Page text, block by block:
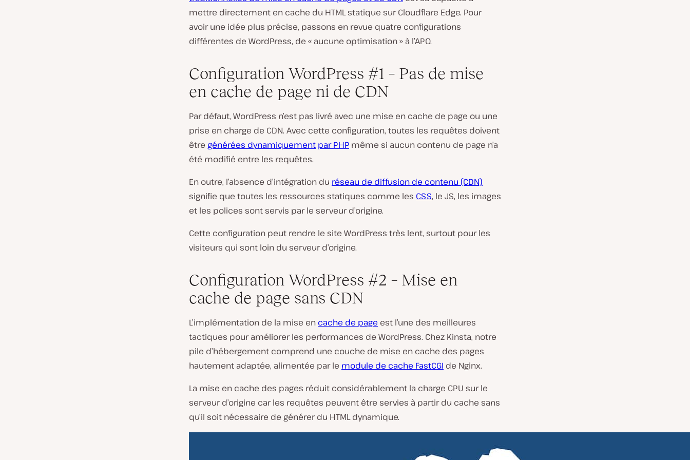
mettre directement en cache du HTML statique sur Cloudflare Edge. Pour
avoir une idée plus précise, passons en revue quatre configurations
différentes de WordPress, de « aucune optimisation » à l’APO.
Configuration WordPress #1 – Pas de mise
en cache de page ni de CDN
Par défaut, WordPress n’est pas livré avec une mise en cache de page ou une
prise en charge de CDN. Avec cette configuration, toutes les requêtes doivent
être générées dynamiquement par PHP même si aucun contenu de page n’a
été modifié entre les requêtes.
En outre, l’absence d’intégration du réseau de diffusion de contenu (CDN)
signifie que toutes les ressources statiques comme les CSS, le JS, les images
et les polices sont servis par le serveur d’origine.
Cette configuration peut rendre le site WordPress très lent, surtout pour les
visiteurs qui sont loin du serveur d’origine.
Configuration WordPress #2 – Mise en
cache de page sans CDN
L’implémentation de la mise en cache de page est l’une des meilleures
tactiques pour améliorer les performances de WordPress. Chez Kinsta, notre
pile d’hébergement comprend une couche de mise en cache des pages
hautement adaptée, alimentée par le module de cache FastCGI de Nginx.
La mise en cache des pages réduit considérablement la charge CPU sur le
serveur d’origine car les requêtes peuvent être servies à partir du cache sans
qu’il soit nécessaire de générer du HTML dynamique.